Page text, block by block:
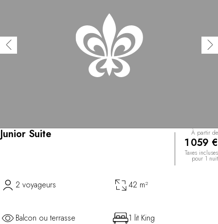
Junior Suite À partir de
1 059 €
Taxes incluses
pour 1 nuit
2 voyageurs 42 m²
Balcon ou terrasse 1 lit King